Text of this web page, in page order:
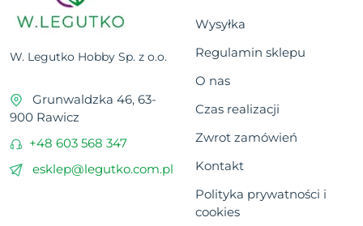
W. Legutko Hobby Sp. z o.o.
Grunwaldzka 46, 63-
900 Rawicz
+48 603 568 347
esklep@legutko.com.pl
Wysyłka
Regulamin sklepu
O nas
Czas realizacji
Zwrot zamówień
Kontakt
Polityka prywatności i
cookies